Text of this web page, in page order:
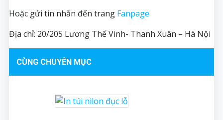
Hoặc gửi tin nhắn đến trang Fanpage
Địa chỉ: 20/205 Lương Thế Vinh- Thanh Xuân – Hà Nội
CÙNG CHUYÊN MỤC